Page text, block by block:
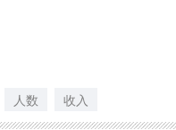
人数 收入